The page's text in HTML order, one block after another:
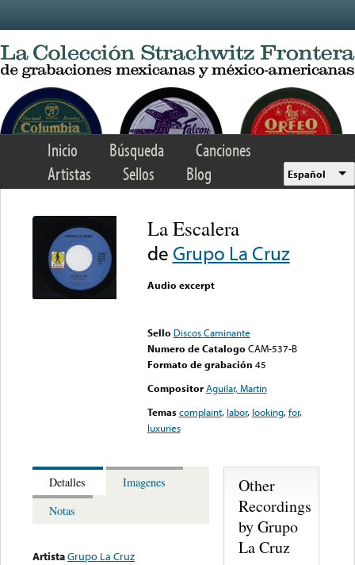
Inicio Búsqueda
Canciones
Artistas
Sellos Blog Español
La Escalera
de Grupo La Cruz
Audio excerpt
Sello Discos Caminante
Numero de Catalogo CAM-537-B
Formato de grabación 45
Compositor Aguilar, Martin
Temas complaint, labor, looking,for,
luxuries
Detalles
Imagenes
Notas
ArtistaGrupo La Cruz
Other
Recordings
by Grupo
La Cruz